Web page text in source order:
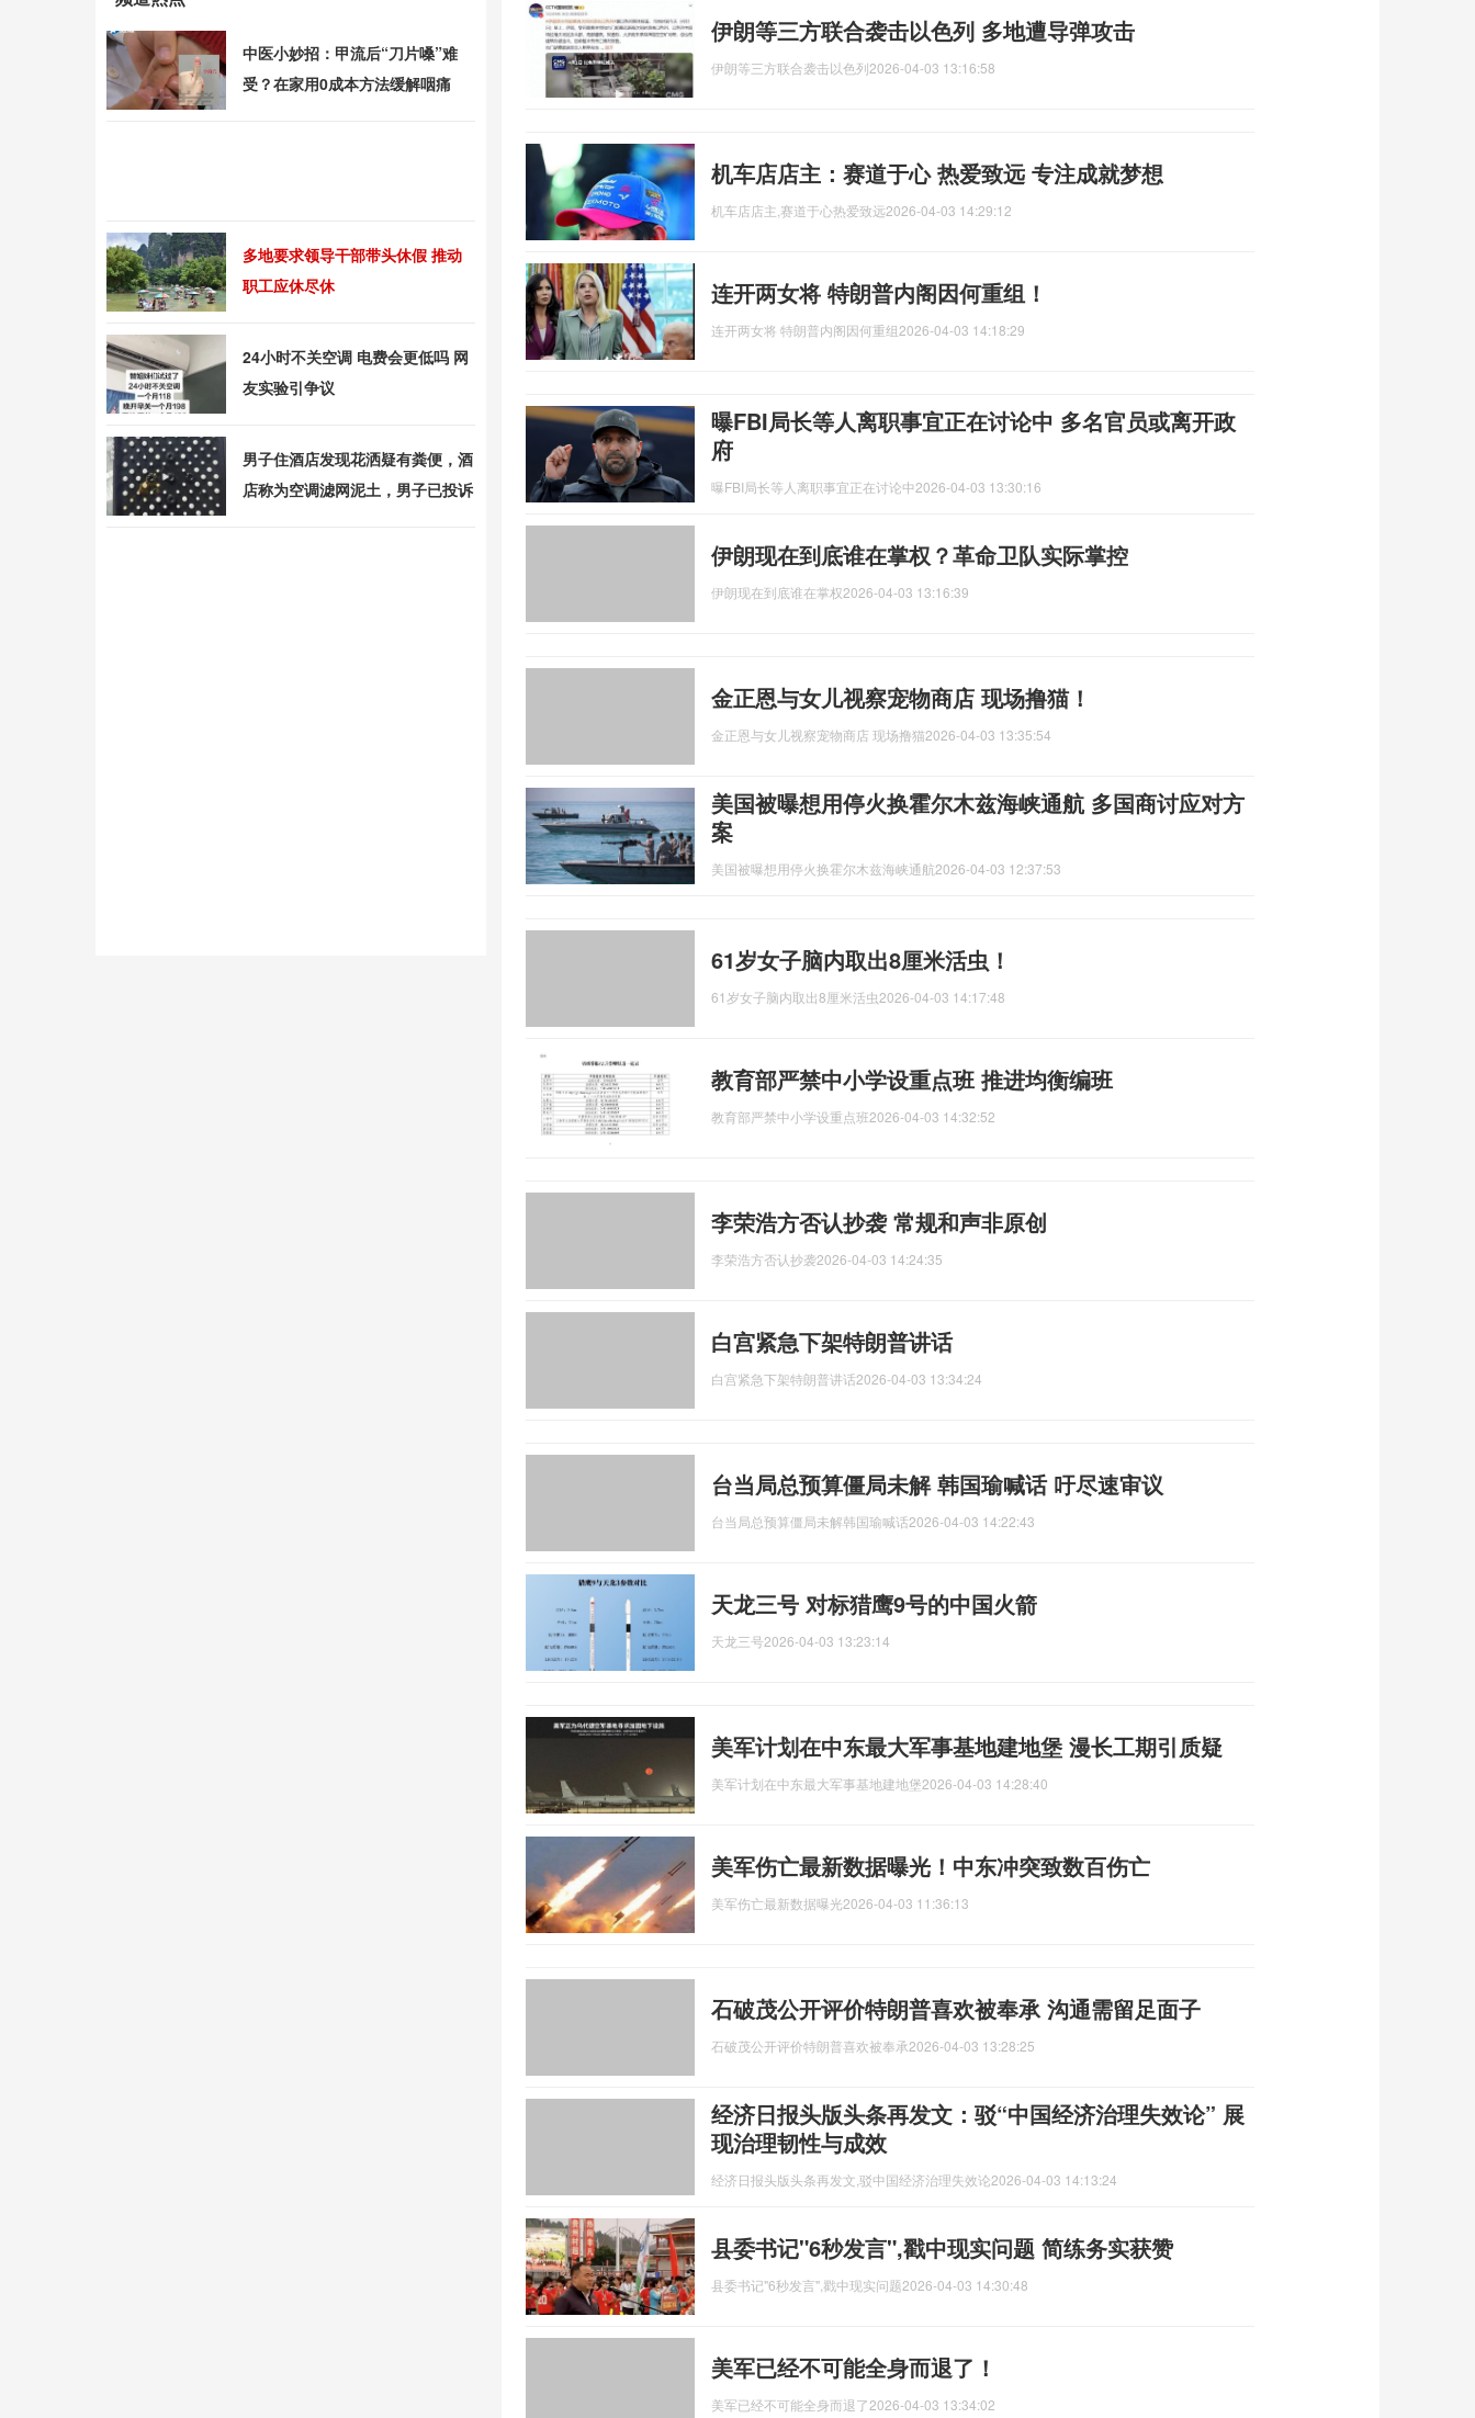
伊朗等三方联合袭击以色列 多地遭导弹攻击
伊朗等三方联合袭击以色列2026-04-03 13:16:58
机车店店主：赛道于心 热爱致远 专注成就梦想
机车店店主,赛道于心热爱致远2026-04-03 14:29:12
连开两女将 特朗普内阁因何重组！
连开两女将 特朗普内阁因何重组2026-04-03 14:18:29
曝FBI局长等人离职事宜正在讨论中 多名官员或离开政
府
曝FBI局长等人离职事宜正在讨论中2026-04-03 13:30:16
伊朗现在到底谁在掌权？革命卫队实际掌控
伊朗现在到底谁在掌权2026-04-03 13:16:39
金正恩与女儿视察宠物商店 现场撸猫！
金正恩与女儿视察宠物商店 现场撸猫2026-04-03 13:35:54
美国被曝想用停火换霍尔木兹海峡通航 多国商讨应对方
案
美国被曝想用停火换霍尔木兹海峡通航2026-04-03 12:37:53
61岁女子脑内取出8厘米活虫！
61岁女子脑内取出8厘米活虫2026-04-03 14:17:48
教育部严禁中小学设重点班 推进均衡编班
教育部严禁中小学设重点班2026-04-03 14:32:52
李荣浩方否认抄袭 常规和声非原创
李荣浩方否认抄袭2026-04-03 14:24:35
白宫紧急下架特朗普讲话
白宫紧急下架特朗普讲话2026-04-03 13:34:24
台当局总预算僵局未解 韩国瑜喊话 吁尽速审议
台当局总预算僵局未解韩国瑜喊话2026-04-03 14:22:43
天龙三号 对标猎鹰9号的中国火箭
天龙三号2026-04-03 13:23:14
美军计划在中东最大军事基地建地堡 漫长工期引质疑
美军计划在中东最大军事基地建地堡2026-04-03 14:28:40
美军伤亡最新数据曝光！中东冲突致数百伤亡
美军伤亡最新数据曝光2026-04-03 11:36:13
石破茂公开评价特朗普喜欢被奉承 沟通需留足面子
石破茂公开评价特朗普喜欢被奉承2026-04-03 13:28:25
经济日报头版头条再发文：驳“中国经济治理失效论” 展
现治理韧性与成效
经济日报头版头条再发文,驳中国经济治理失效论2026-04-03 14:13:24
县委书记"6秒发言",戳中现实问题 简练务实获赞
县委书记"6秒发言",戳中现实问题2026-04-03 14:30:48
美军已经不可能全身而退了！
美军已经不可能全身而退了2026-04-03 13:34:02
中医小妙招：甲流后“刀片嗓”难
受？在家用0成本方法缓解咽痛
多地要求领导干部带头休假 推动
职工应休尽休
24小时不关空调 电费会更低吗 网
友实验引争议
男子住酒店发现花洒疑有粪便，酒
店称为空调滤网泥土，男子已投诉